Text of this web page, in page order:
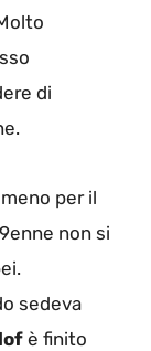
di
per il
non si
sedeva
è finito